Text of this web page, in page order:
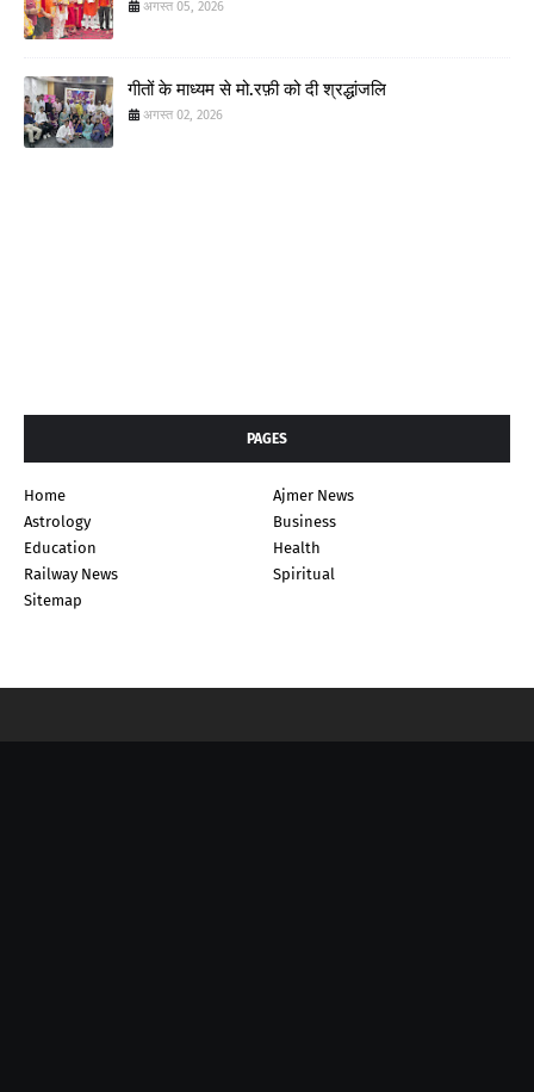
अगस्त 05, 2026
गीतों के माध्यम से मो.रफ़ी को दी श्रद्धांजलि
अगस्त 02, 2026
PAGES
Home
Ajmer News
Astrology
Business
Education
Health
Railway News
Spiritual
Sitemap